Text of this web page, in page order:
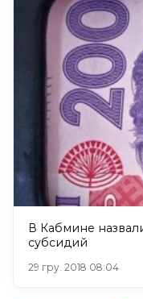
В Кабмине
субсидий
29 гру. 2018 08:04